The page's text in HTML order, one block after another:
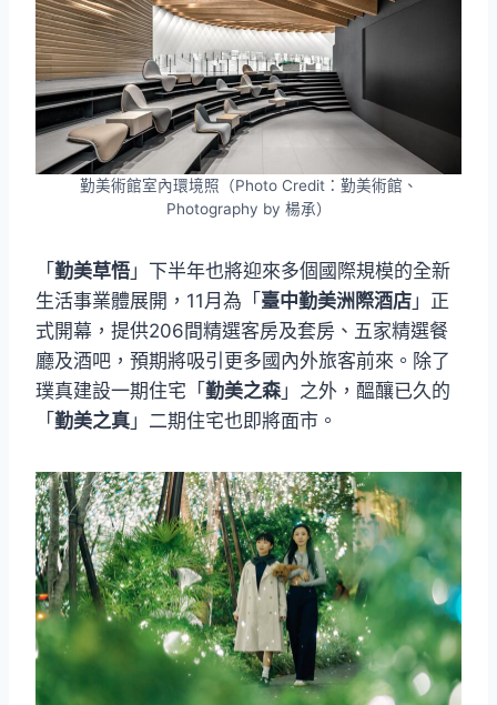
勤美術館室內環境照（Photo Credit：勤美術館、
Photography by 楊承）
「勤美草悟 」下半年也將迎來多個國際規模的全新
生活事業體展開，11月為「臺中勤美洲際酒店 」正
式開幕，提供206間精選客房及套房、五家精選餐
廳及酒吧，預期將吸引更多國內外旅客前來。除了
璞真建設一期住宅「勤美之森」之外，醞釀已久的
「勤美之真 」二期住宅也即將面市。